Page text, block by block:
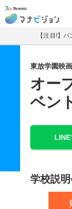
マ
【注目!】
東放学園映
オー
ベン
学校説